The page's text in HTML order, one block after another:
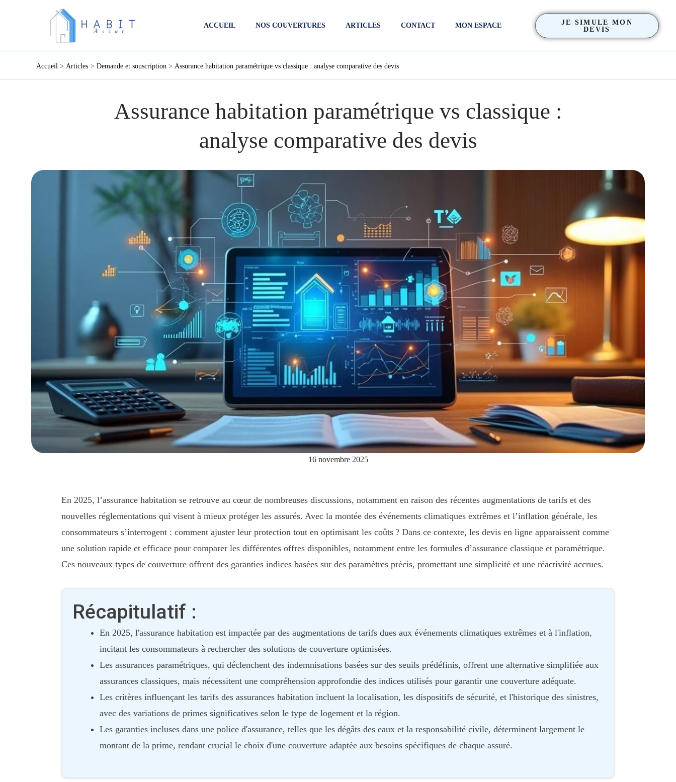
ACCUEIL NOS COUVERTURES ARTICLES CONTACT MON ESPACE
JE SIMULE MON
DEVIS
Accueil Articles Demande et souscription Assurance habitation paramétrique vs classique : analyse comparative des devis
Assurance habitation paramétrique vs classique :
analyse comparative des devis
16 novembre 2025
En 2025, l’assurance habitation se retrouve au cœur de nombreuses discussions, notamment en raison des récentes augmentations de tarifs et des
nouvelles réglementations qui visent à mieux protéger les assurés. Avec la montée des événements climatiques extrêmes et l’inflation générale, les
consommateurs s’interrogent : comment ajuster leur protection tout en optimisant les coûts ? Dans ce contexte, les devis en ligne apparaissent comme
une solution rapide et efficace pour comparer les différentes offres disponibles, notamment entre les formules d’assurance classique et paramétrique.
Ces nouveaux types de couverture offrent des garanties indices basées sur des paramètres précis, promettant une simplicité et une réactivité accrues.
Récapitulatif :
En 2025, l'assurance habitation est impactée par des augmentations de tarifs dues aux événements climatiques extrêmes et à l'inflation,
incitant les consommateurs à rechercher des solutions de couverture optimisées.
Les assurances paramétriques, qui déclenchent des indemnisations basées sur des seuils prédéfinis, offrent une alternative simplifiée aux
assurances classiques, mais nécessitent une compréhension approfondie des indices utilisés pour garantir une couverture adéquate.
Les critères influençant les tarifs des assurances habitation incluent la localisation, les dispositifs de sécurité, et l'historique des sinistres,
avec des variations de primes significatives selon le type de logement et la région.
Les garanties incluses dans une police d'assurance, telles que les dégâts des eaux et la responsabilité civile, déterminent largement le
montant de la prime, rendant crucial le choix d'une couverture adaptée aux besoins spécifiques de chaque assuré.